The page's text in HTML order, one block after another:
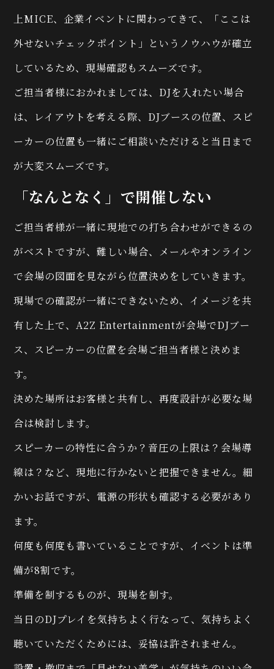
上MICE、企業イベントに関わってきて、「ここは
外せないチェックポイント」というノウハウが確立
しているため、現場確認もスムーズです。
ご担当者様におかれましては、DJを入れたい場合
は、レイアウトを考える際、DJブースの位置、スピ
ーカーの位置も一緒にご相談いただけると当日まで
が大変スムーズです。
「なんとなく」で開催しない
ご担当者様が一緒に現地での打ち合わせができるの
がベストですが、難しい場合、メールやオンライン
で会場の図面を見ながら位置決めをしていきます。
現場での確認が一緒にできないため、イメージを共
有した上で、A2Z Entertainmentが会場でDJブー
ス、スピーカーの位置を会場ご担当者様と決めま
す。
決めた場所はお客様と共有し、再度設計が必要な場
合は検討します。
スピーカーの特性に合うか？音圧の上限は？会場導
線は？など、現地に行かないと把握できません。細
かいお話ですが、電源の形状も確認する必要があり
ます。
何度も何度も書いていることですが、イベントは準
備が8割です。
準備を制するものが、現場を制す。
当日のDJプレイを気持ちよく行なって、気持ちよく
聴いていただくためには、妥協は許されません。